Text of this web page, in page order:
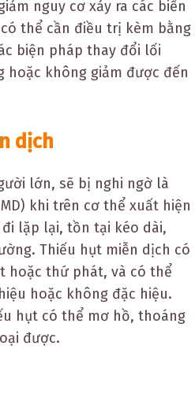
nguy cơ xảy ra các biến
thể cần điều trị kèm bằng
biện pháp thay đổi lối
hoặc không giảm được đến
dịch
lớn, sẽ bị nghi ngờ là
khi trên cơ thể xuất hiện
lặp lại, tồn tại kéo dài,
Thiếu hụt miễn dịch có
hoặc thứ phát, và có thể
hoặc không đặc hiệu.
hụt có thể mơ hồ, thoáng
được.